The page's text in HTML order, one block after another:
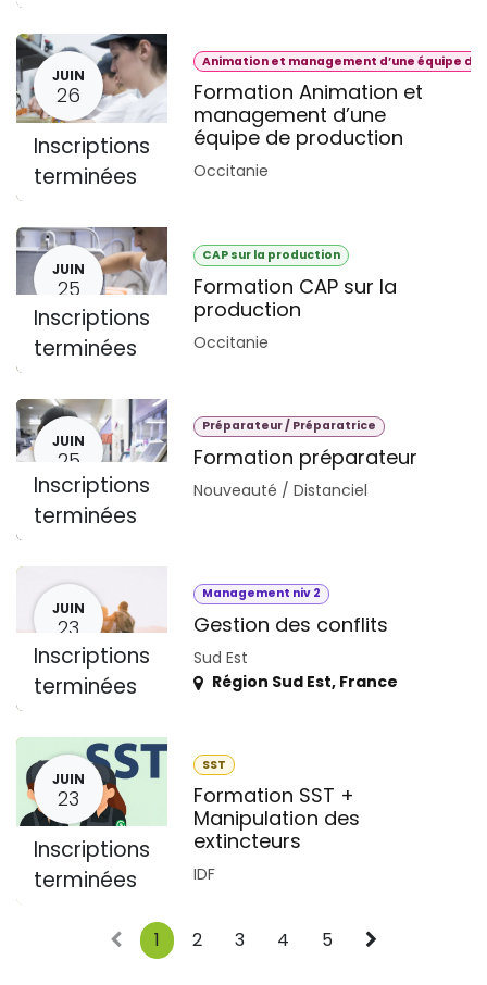
JUIN
26
Inscriptions
terminées
Animation et management d’une équipe
Formation Animation et
management d’une
équipe de production
Occitanie
JUIN
25
Inscriptions
terminées
CAP sur la production
Formation CAP sur la
production
Occitanie
JUIN
25
Inscriptions
terminées
Préparateur / Préparatrice
Formation préparateur
Nouveauté / Distanciel
JUIN
23
Inscriptions
terminées
Management niv 2
Gestion des conflits
Sud Est
Région Sud Est, France
JUIN
23
Inscriptions
terminées
SST
Formation SST +
Manipulation des
extincteurs
IDF
1 2 3 4 5